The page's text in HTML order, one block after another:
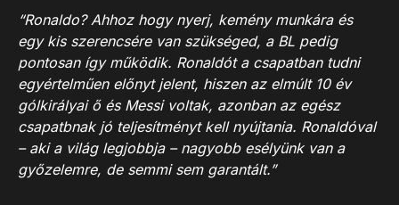
“Ronaldo? Ahhoz hogy nyerj, kemény munkára és
egy kis szerencsére van szükséged, a BL pedig
pontosan így működik. Ronaldót a csapatban tudni
egyértelműen előnyt jelent, hiszen az elmúlt 10 év
gólkirályai ő és Messi voltak, azonban az egész
csapatbnak jó teljesítményt kell nyújtania. Ronaldóval
– aki a világ legjobbja – nagyobb esélyünk van a
győzelemre, de semmi sem garantált.”